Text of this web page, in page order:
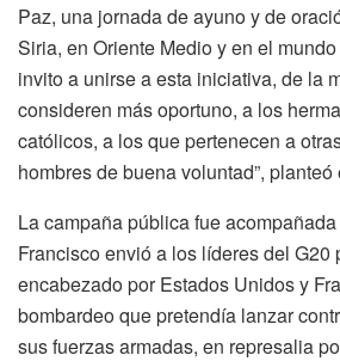
Paz, una jornada de ayuno y de
Siria, en Oriente Medio y en el
invito a unirse a esta iniciativa, de la
consideren más oportuno, a los
católicos, a los que pertenecen a
hombres de buena voluntad”, planteó
La campaña pública fue
Francisco envió a los líderes del G20
encabezado por Estados Unidos y
bombardeo que pretendía lanzar
sus fuerzas armadas, en represalia